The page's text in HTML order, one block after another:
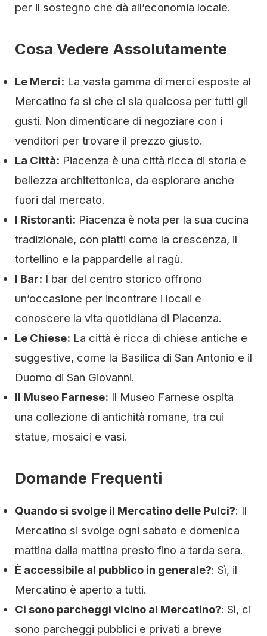
per il sostegno che dà all’economia locale.
Cosa Vedere Assolutamente
Le Merci: La vasta gamma di merci esposte al
Mercatino fa sì che ci sia qualcosa per tutti gli
gusti. Non dimenticare di negoziare con i
venditori per trovare il prezzo giusto.
La Città: Piacenza è una città ricca di storia e
bellezza architettonica, da esplorare anche
fuori dal mercato.
I Ristoranti: Piacenza è nota per la sua cucina
tradizionale, con piatti come la crescenza, il
tortellino e la pappardelle al ragù.
I Bar: I bar del centro storico offrono
un’occasione per incontrare i locali e
conoscere la vita quotidiana di Piacenza.
Le Chiese: La città è ricca di chiese antiche e
suggestive, come la Basilica di San Antonio e il
Duomo di San Giovanni.
Il Museo Farnese: Il Museo Farnese ospita
una collezione di antichità romane, tra cui
statue, mosaici e vasi.
Domande Frequenti
Quando si svolge il Mercatino delle Pulci?: Il
Mercatino si svolge ogni sabato e domenica
mattina dalla mattina presto fino a tarda sera.
È accessibile al pubblico in generale?: Sì, il
Mercatino è aperto a tutti.
Ci sono parcheggi vicino al Mercatino?: Sì, ci
sono parcheggi pubblici e privati a breve